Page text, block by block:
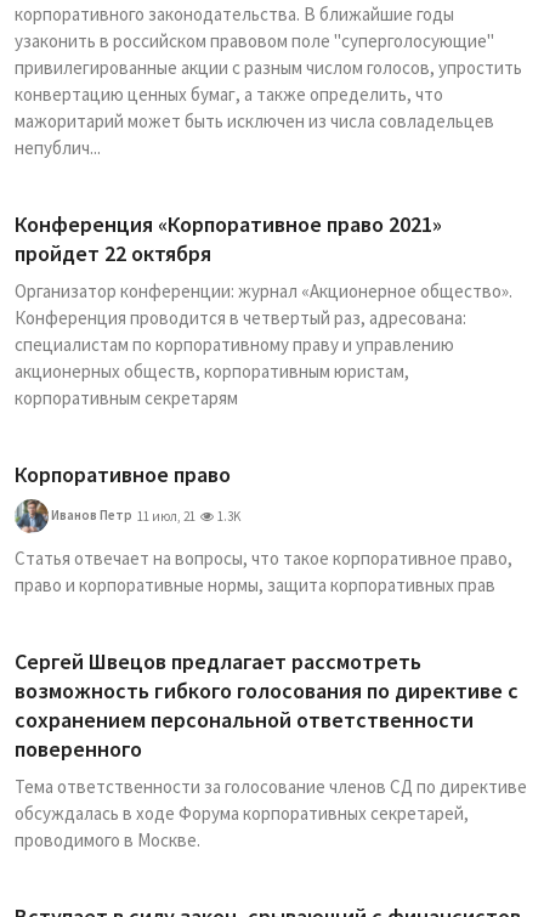
корпоративного законодательства. В ближайшие годы
узаконить в российском правовом поле "суперголосующие"
привилегированные акции с разным числом голосов, упростить
конвертацию ценных бумаг, а также определить, что
мажоритарий может быть исключен из числа совладельцев
непублич...
Конференция «Корпоративное право 2021»
пройдет 22 октября
Организатор конференции: журнал «Акционерное общество».
Конференция проводится в четвертый раз, адресована:
специалистам по корпоративному праву и управлению
акционерных обществ, корпоративным юристам,
корпоративным секретарям
Корпоративное право
Иванов Петр 11 июл, 21 1.3K
Статья отвечает на вопросы, что такое корпоративное право,
право и корпоративные нормы, защита корпоративных прав
Сергей Швецов предлагает рассмотреть
возможность гибкого голосования по директиве с
сохранением персональной ответственности
поверенного
Тема ответственности за голосование членов СД по директиве
обсуждалась в ходе Форума корпоративных секретарей,
проводимого в Москве.